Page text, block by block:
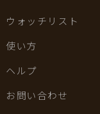
ウォッチリスト
使い方
ヘルプ
お問い合わせ